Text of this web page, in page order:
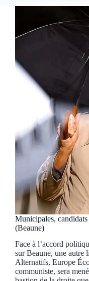
Municipales,
(Beaune)
Face à l’accord
sur Beaune, une autre
Alternatifs, Europe
communiste, sera